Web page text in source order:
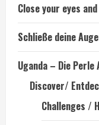
Close your eyes
Schließe deine
Uganda – Die
Discover/
Challenges /